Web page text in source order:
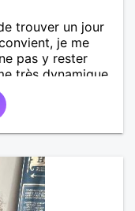
trouver un jour
je me
pas y rester
très dynamique,
câline,
musique, le
plage, et les